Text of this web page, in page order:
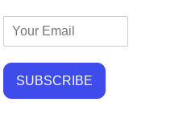
SUBSCRIBE